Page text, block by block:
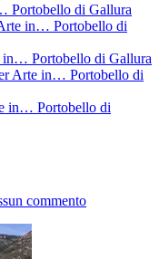
di Gallura
in… Portobello di
Portobello di Gallura
Arte in… Portobello di
in… Portobello di
commento